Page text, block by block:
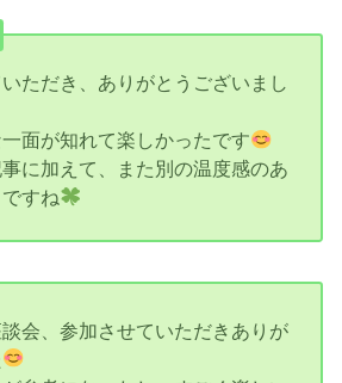
ただき、ありがとうございまし
面が知れて楽しかったです
に加えて、また別の温度感のあ
すね
会、参加させていただきありが